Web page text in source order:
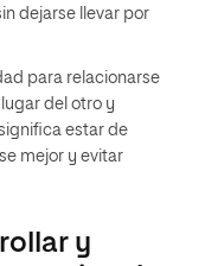
dejarse llevar por
para relacionarse
del otro y
estar de
mejor y evitar
y